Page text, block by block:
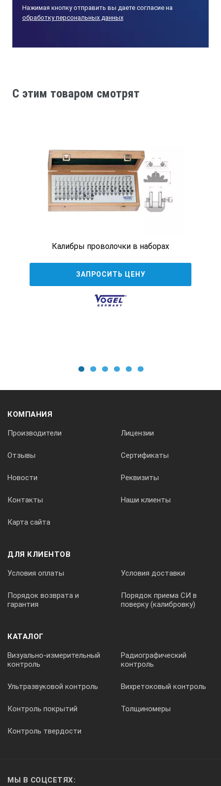
оборудования могут быть изменены производителем
без предварительного уведомления.
Нажимая кнопку отправить вы даете согласие на
обработку персональных данных
C этим товаром смотрят
Калибры проволочки в наборах
ЗАПРОСИТЬ ЦЕНУ
КОМПАНИЯ
Производители Лицензии
Отзывы Сертификаты
Новости Реквизиты
Контакты Наши клиенты
Карта сайта
ДЛЯ КЛИЕНТОВ
Условия оплаты Условия доставки
Порядок возврата и
гарантия
Порядок приема СИ в
поверку (калибровку)
КАТАЛОГ
Визуально-измерительный
контроль
Радиографический
контроль
Ультразвуковой контроль Вихретоковый контроль
Контроль покрытий Толщиномеры
Контроль твердости
МЫ В СОЦСЕТЯХ: